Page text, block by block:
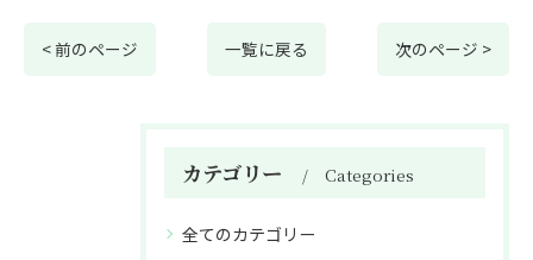
< 前のページ 一覧に戻る 次のページ >
カテゴリー Categories
全てのカテゴリー